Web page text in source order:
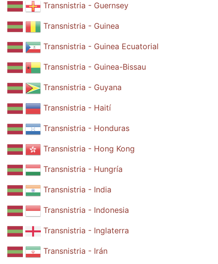
Transnistria - Guernsey
Transnistria - Guinea
Transnistria - Guinea Ecuatorial
Transnistria - Guinea-Bissau
Transnistria - Guyana
Transnistria - Haití
Transnistria - Honduras
Transnistria - Hong Kong
Transnistria - Hungría
Transnistria - India
Transnistria - Indonesia
Transnistria - Inglaterra
Transnistria - Irán